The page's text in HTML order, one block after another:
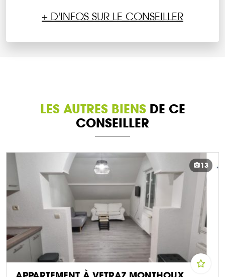
+ D'INFOS SUR LE CONSEILLER
LES AUTRES BIENSDE CE
CONSEILLER
13